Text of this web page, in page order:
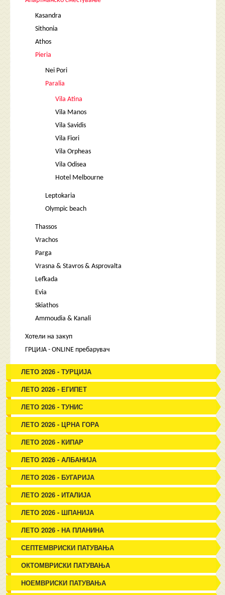
Kasandra
Sithonia
Athos
Pieria
Nei Pori
Paralia
Vila Atina
Vila Manos
Vila Savidis
Vila Fiori
Vila Orpheas
Vila Odisea
Hotel Melbourne
Leptokaria
Olympic beach
Thassos
Vrachos
Parga
Vrasna & Stavros & Asprovalta
Lefkada
Evia
Skiathos
Ammoudia & Kanali
Хотели на закуп
ГРЦИЈА - ONLINE пребарувач
ЛЕТО 2026 - ТУРЦИЈА
ЛЕТО 2026 - ЕГИПЕТ
ЛЕТО 2026 - ТУНИС
ЛЕТО 2026 - ЦРНА ГОРА
ЛЕТО 2026 - КИПАР
ЛЕТО 2026 - АЛБАНИЈА
ЛЕТО 2026 - БУГАРИЈА
ЛЕТО 2026 - ИТАЛИЈА
ЛЕТО 2026 - ШПАНИЈА
ЛЕТО 2026 - НА ПЛАНИНА
СЕПТЕМВРИСКИ ПАТУВАЊА
ОКТОМВРИСКИ ПАТУВАЊА
НОЕМВРИСКИ ПАТУВАЊА